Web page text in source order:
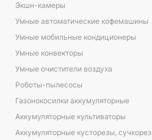
Экшн-камеры
Умные автоматические кофемашины
Умные мобильные кондиционеры
Умные конвекторы
Умные очистители воздуха
Роботы-пылесосы
Газонокосилки аккумуляторные
Аккумуляторные культиваторы
Аккумуляторные кусторезы,